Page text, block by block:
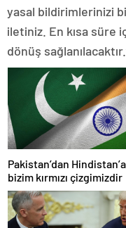
yasal bildirimlerinizi
iletiniz. En kısa süre
dönüş
Pakistan’dan
bizim kırmızı çizgimizdir